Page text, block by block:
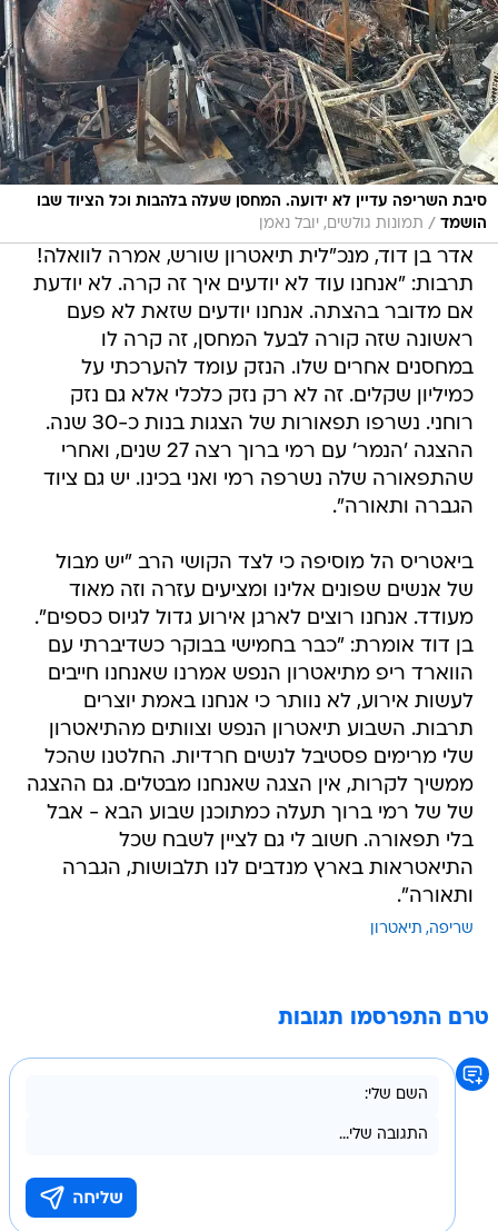
סיבת השריפה עדיין לא ידועה. המחסן שעלה בלהבות וכל הציוד שבו
הושמד / תמונות גולשים, יובל נאמן
אדר בן דוד, מנכ"לית תיאטרון שורש, אמרה לוואלה!
תרבות: "אנחנו עוד לא יודעים איך זה קרה. לא יודעת
אם מדובר בהצתה. אנחנו יודעים שזאת לא פעם
ראשונה שזה קורה לבעל המחסן, זה קרה לו
במחסנים אחרים שלו. הנזק עומד להערכתי על
כמיליון שקלים. זה לא רק נזק כלכלי אלא גם נזק
רוחני. נשרפו תפאורות של הצגות בנות כ-30 שנה.
ההצגה 'הנמר' עם רמי ברוך רצה 27 שנים, ואחרי
שהתפאורה שלה נשרפה רמי ואני בכינו. יש גם ציוד
הגברה ותאורה".
ביאטריס הל מוסיפה כי לצד הקושי הרב "יש מבול
של אנשים שפונים אלינו ומציעים עזרה וזה מאוד
מעודד. אנחנו רוצים לארגן אירוע גדול לגיוס כספים".
בן דוד אומרת: "כבר בחמישי בבוקר כשדיברתי עם
הווארד ריפ מתיאטרון הנפש אמרנו שאנחנו חייבים
לעשות אירוע, לא נוותר כי אנחנו באמת יוצרים
תרבות. השבוע תיאטרון הנפש וצוותים מהתיאטרון
שלי מרימים פסטיבל לנשים חרדיות. החלטנו שהכל
ממשיך לקרות, אין הצגה שאנחנו מבטלים. גם ההצגה
של של רמי ברוך תעלה כמתוכנן שבוע הבא - אבל
בלי תפאורה. חשוב לי גם לציין לשבח שכל
התיאטראות בארץ מנדבים לנו תלבושות, הגברה
ותאורה".
שריפה תיאטרון
טרם התפרסמו תגובות